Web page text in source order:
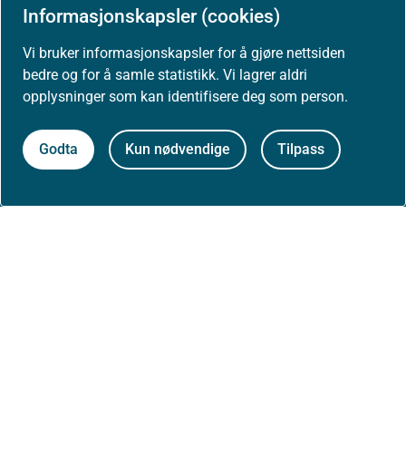
Informasjonskapsler (cookies)
Vi bruker informasjonskapsler for å gjøre nettsiden
bedre og for å samle statistikk. Vi lagrer aldri
opplysninger som kan identifisere deg som person.
Godta Kun nødvendige Tilpass
Om nettstedet
Personvernerklæring